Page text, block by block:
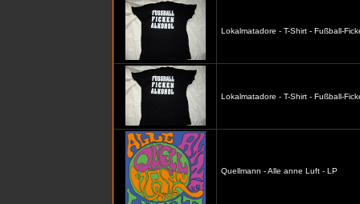
Lokalmatadore - T-Shirt - Fußball-
Lokalmatadore - T-Shirt - Fußball-
Quellmann - Alle anne Luft - LP